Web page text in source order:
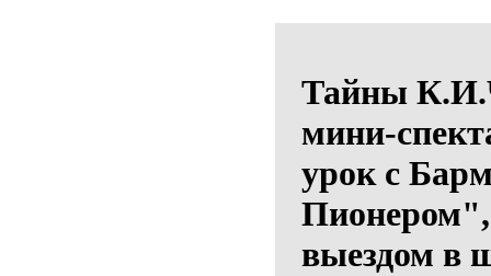
Тайны
мини-
урок с
Пионером",
выездом в